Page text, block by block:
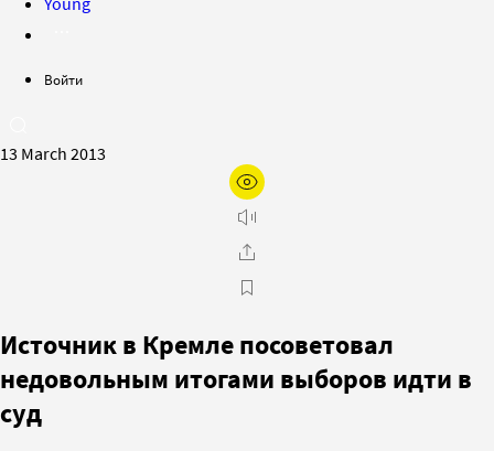
Войти
13 March 2013
Источник в Кремле посоветовал
недовольным итогами выборов идти в
суд